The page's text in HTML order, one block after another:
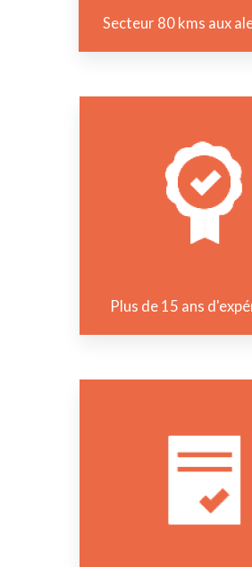
Secteur 80 kms aux
Plus de 15 ans